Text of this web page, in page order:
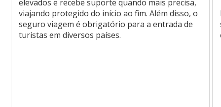
elevados e recebe suporte quando mais precisa,
viajando protegido do início ao fim. Além disso, o
seguro viagem é obrigatório para a entrada de
turistas em diversos países.